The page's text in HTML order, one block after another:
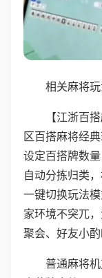
相关麻将
【江浙百
区百搭麻将经
设定百搭牌数
自动分拣归类
一键切换玩法
家环境不突兀
聚会、好友小
普通麻将